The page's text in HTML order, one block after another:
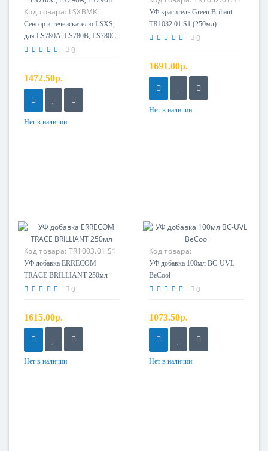
Код товара: LSXBMK
Сенсор к течеискателю LSXS,
для LS780A, LS780B, LS780C,
LS790A, LS790B
0
1472.50р.
Нет в наличии
УФ краситель Green Briliant
TR1032.01.S1 (250мл)
0
1691.00р.
Нет в наличии
Код товара: TR1003.01.S1
УФ добавка ERRECOM
TRACE BRILLIANT 250мл
0
1615.00р.
Нет в наличии
Код товара:
УФ добавка 100мл BC-UVL
BeCool
0
1073.50р.
Нет в наличии